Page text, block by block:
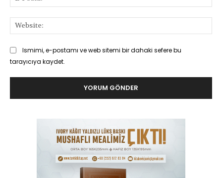
Ismimi, e-postamı ve web sitemi bir dahaki sefere bu
tarayıcıya kaydet.